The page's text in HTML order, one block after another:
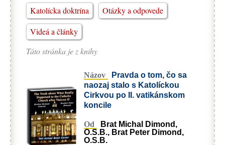
Katolícka doktrína
Otázky a odpovede
Videá a články
Táto stránka je z knihy
Názov
Pravda o tom, čo sa
naozaj stalo s Katolíckou
Cirkvou po II. vatikánskom
koncile
Od
Brat Michal Dimond,
O.S.B., Brat Peter Dimond,
O.S.B.